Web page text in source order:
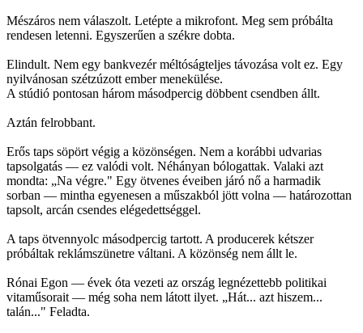
Mészáros nem válaszolt. Letépte a mikrofont. Meg sem próbálta
rendesen letenni. Egyszerűen a székre dobta.
Elindult. Nem egy bankvezér méltóságteljes távozása volt ez. Egy
nyilvánosan szétzúzott ember menekülése.
A stúdió pontosan három másodpercig döbbent csendben állt.
Aztán felrobbant.
Erős taps söpört végig a közönségen. Nem a korábbi udvarias
tapsolgatás — ez valódi volt. Néhányan bólogattak. Valaki azt
mondta: „Na végre." Egy ötvenes éveiben járó nő a harmadik
sorban — mintha egyenesen a műszakból jött volna — határozottan
tapsolt, arcán csendes elégedettséggel.
A taps ötvennyolc másodpercig tartott. A producerek kétszer
próbáltak reklámszünetre váltani. A közönség nem állt le.
Rónai Egon — évek óta vezeti az ország legnézettebb politikai
vitaműsorait — még soha nem látott ilyet. „Hát... azt hiszem...
talán..." Feladta.